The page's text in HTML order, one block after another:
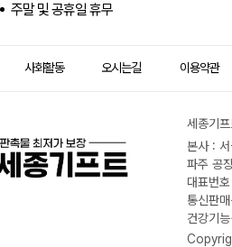
주말 및 공휴일 휴무
사회활동 오시는길 이용약관
세종기
본사 :
파주 공
대표번
통신판
건강기